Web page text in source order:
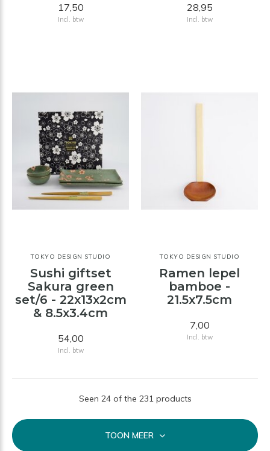
17,50
Incl. btw
28,95
Incl. btw
TOKYO DESIGN STUDIO
Sushi giftset
Sakura green
set/6 - 22x13x2cm
& 8.5x3.4cm
54,00
Incl. btw
TOKYO DESIGN STUDIO
Ramen lepel
bamboe -
21.5x7.5cm
7,00
Incl. btw
Seen 24 of the 231 products
TOON MEER